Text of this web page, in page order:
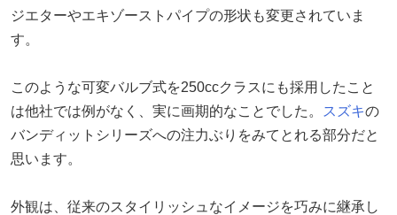
ジエターやエキゾーストパイプの形状も変更されていま
す。
このような可変バルブ式を250ccクラスにも採用したこと
は他社では例がなく、実に画期的なことでした。
スズキの
バンディットシリーズへの注力ぶりをみてとれる部分だと
思います。
外観は、従来のスタイリッシュなイメージを巧みに継承し